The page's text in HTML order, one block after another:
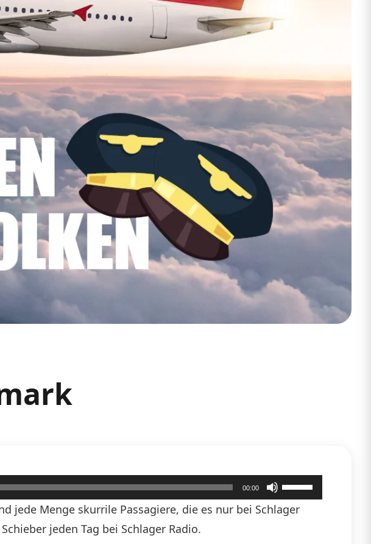
00:00
Pfeiltasten
jede Menge skurrile Passagiere, die es nur bei Schlager
jeden Tag bei Schlager Radio.